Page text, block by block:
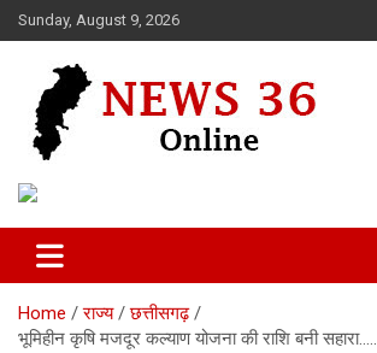
Skip
to
Sunday, August 9, 2026
News 36
Home राज्य
छत्तीसगढ़
भूमिहीन कृषि मजदूर कल्याण योजना की राशि बनी सहारा…..